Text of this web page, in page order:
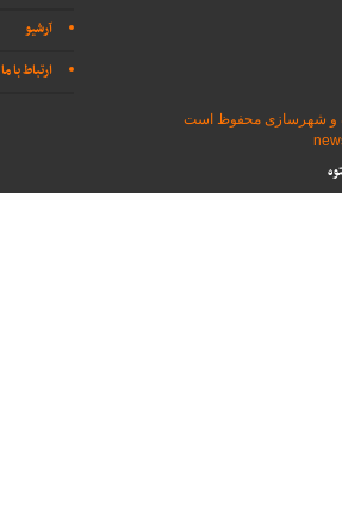
آرشیو
ارتباط با ما
و شهرسازی محفوظ است